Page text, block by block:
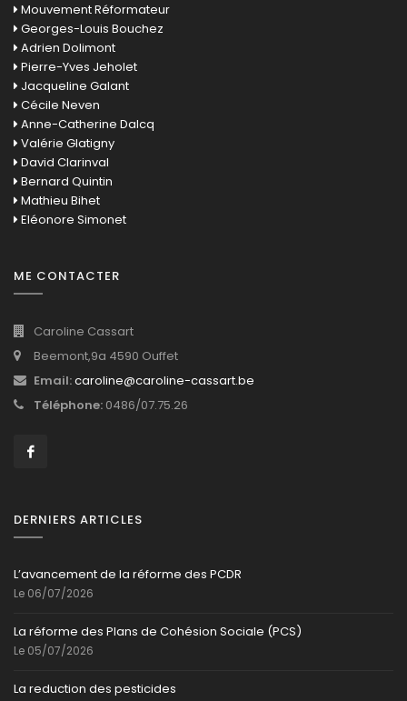
Mouvement Réformateur
Georges-Louis Bouchez
Adrien Dolimont
Pierre-Yves Jeholet
Jacqueline Galant
Cécile Neven
Anne-Catherine Dalcq
Valérie Glatigny
David Clarinval
Bernard Quintin
Mathieu Bihet
Eléonore Simonet
ME CONTACTER
Caroline Cassart
Beemont,9a 4590 Ouffet
Email:caroline@caroline-cassart.be
Téléphone: 0486/07.75.26
DERNIERS ARTICLES
L’avancement de la réforme des PCDR
Le 06/07/2026
La réforme des Plans de Cohésion Sociale (PCS)
Le 05/07/2026
La reduction des pesticides